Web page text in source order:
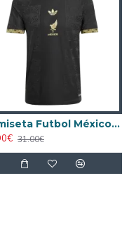
Camiseta Futbol México Third 2025 Versión Jugador
31.00€